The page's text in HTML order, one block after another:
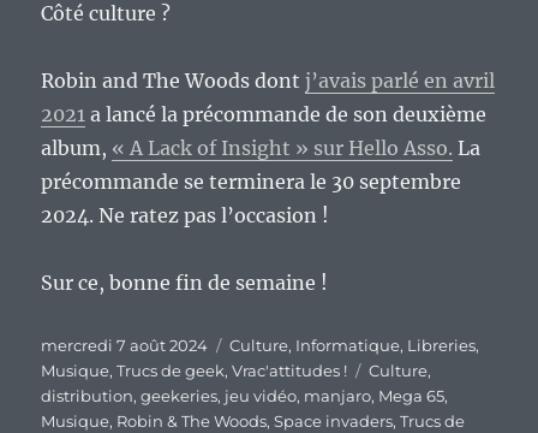
Côté culture ?
Robin and The Woods dontj’avais parlé en avril
2021 a lancé la précommande de son deuxième
album, « A Lack of Insight » sur Hello Asso. La
précommande se terminera le 30 septembre
2024. Ne ratez pas l’occasion !
Sur ce, bonne fin de semaine !
Publié
le
mercredi 7 août 2024 Catégories
Culture, Informatique, Libreries,
Musique,Trucs de geek,Vrac'attitudes ! Étiquettes
Culture,
distribution,geekeries, jeu vidéo, manjaro, Mega 65,
Musique, Robin & The Woods,Space invaders,Trucs de